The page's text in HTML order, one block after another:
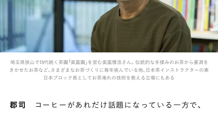
埼玉県狭山で15代続く茶園「奥富園」を営む奥富雅浩さん。伝統的な手揉みのお茶から萎凋を
きかせたお茶など、さまざまなお茶づくりに毎年挑んでいる他、日本茶インストラクターの東
日本ブロック長としてお茶淹れの技術を教える立場にもある
郡司
コーヒーがあれだけ話題になっている一方で、